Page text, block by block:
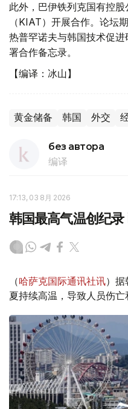
此外，巴伊铁列克国有控
（KIAT）开展合作。论坛
热普罕诺夫与韩国技术促
署合作备忘录。
【编译：冰山】
黄金储备 韩国 外交
без автора
编译
17:13, 03 8月 2026
韩国最高气温创纪
（哈萨克国际通讯社讯）
夏持续高温，导致人员伤亡